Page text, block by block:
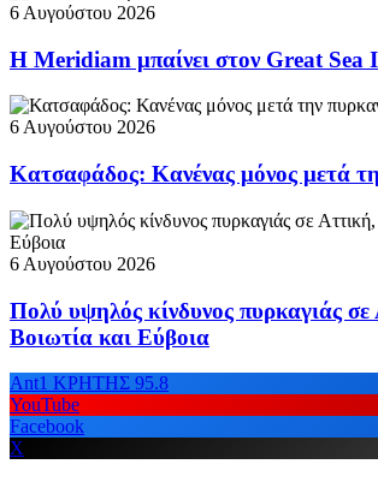
6 Αυγούστου 2026
Η Meridiam μπαίνει στον Great Sea
6 Αυγούστου 2026
Κατσαφάδος: Κανένας μόνος μετά
6 Αυγούστου 2026
Πολύ υψηλός κίνδυνος πυρκαγιάς σε
Βοιωτία και Εύβοια
Ant1 ΚΡΗΤΗΣ 95.8
YouTube
Facebook
X